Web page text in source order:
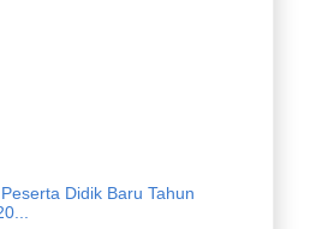
Didik Baru Tahun